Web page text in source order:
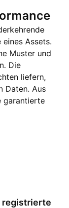
Assets.
Muster und
Die
liefern,
Daten. Aus
garantierte
registrierte